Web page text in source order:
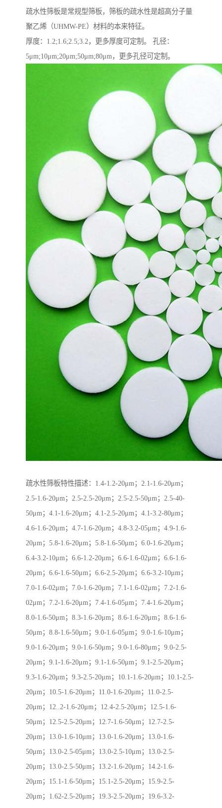
疏水性筛板是常规型筛板，筛板的疏水性是超高分子量
聚乙烯（UHMW-PE）材料的本来特征。
厚度：1.2;1.6;2.5;3.2，更多厚度可定制。 孔径：
5μm;10μm;20μm;50μm;80μm，更多孔径可定制。
疏水性筛板特性描述：1.4-1.2-20μm；2.1-1.6-20μm；
2.5-1.6-20μm；2.5-2.5-20μm；2.5-2.5-50μm；2.5-40-
50μm；4.1-1.6-20μm；4.1-2.5-20μm；4.1-3.2-80μm；
4.6-1.6-20μm；4.7-1.6-20μm；4.8-3.2-05μm；4.9-1.6-
20μm；5.8-1.6-20μm；5.8-1.6-50μm；6.0-1.6-20μm；
6.4-3.2-10μm；6.6-1.2-20μm；6.6-1.6-02μm；6.6-1.6-
20μm；6.6-1.6-50μm；6.6-2.5-20μm；6.6-3.2-10μm；
7.0-1.6-02μm；7.0-1.6-20μm；7.1-1.6-02μm；7.2-1.6-
02μm；7.2-1.6-20μm；7.4-1.6-05μm；7.4-1.6-20μm；
8.0-1.6-50μm；8.3-1.6-20μm；8.6-1.6-20μm；8.6-1.6-
50μm；8.8-1.6-50μm；9.0-1.6-05μm；9.0-1.6-10μm；
9.0-1.6-20μm；9.0-1.6-50μm；9.0-1.6-80μm；9.0-2.5-
20μm；9.1-1.6-20μm；9.1-1.6-50μm；9.1-2.5-20μm；
9.3-1.6-20μm；9.3-2.5-20μm；10.1-1.6-20μm；10.1-2.5-
20μm；10.5-1.6-20μm；11.0-1.6-20μm；11.0-2.5-
20μm；12..2-1.6-20μm；12.4-2.5-20μm；12.5-1.6-
50μm；12.5-2.5-20μm；12.7-1.6-50μm；12.7-2.5-
20μm；13.0-1.6-10μm；13.0-1.6-20μm；13.0-1.6-
50μm；13.0-2.5-05μm；13.0-2.5-10μm；13.0-2.5-
20μm；13.0-2.5-50μm；13.2-1.6-20μm；14.2-1.6-
20μm；15.1-1.6-50μm；15.1-2.5-20μm；15.9-2.5-
20μm；1.62-2.5-20μm；19.3-2.5-20μm；19.6-3.2-